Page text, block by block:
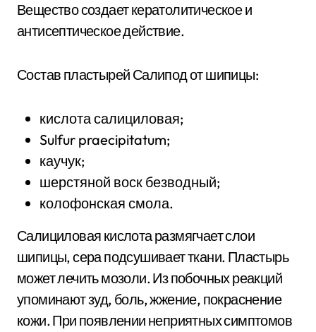
Вещество создает кератолитическое и
антисептическое действие.
Состав пластырей Салипод от шипицы:
кислота салициловая;
Sulfur praecipitatum;
каучук;
шерстяной воск безводный;
колофонская смола.
Салициловая кислота размягчает слои
шипицы, сера подсушивает ткани. Пластырь
может лечить мозоли. Из побочных реакций
упоминают зуд, боль, жжение, покраснение
кожи. При появлении неприятных симптомов